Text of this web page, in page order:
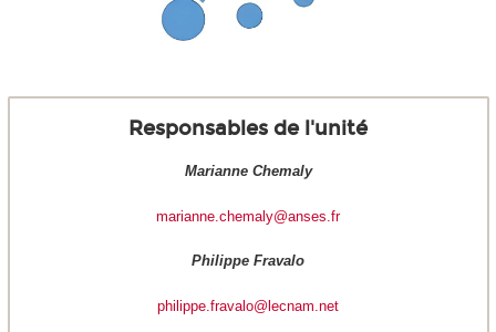
Responsables de l'unité
Marianne Chemaly
marianne.chemaly@anses.fr
Philippe Fravalo
philippe.fravalo@lecnam.net